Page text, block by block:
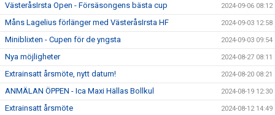
VästeråsIrsta Open - Försäsongens bästa cup 2024-09-06 08:12
Måns Lagelius förlänger med VästeråsIrsta HF 2024-09-03 12:58
Miniblixten - Cupen för de yngsta 2024-09-03 09:54
Nya möjligheter 2024-08-27 08:11
Extrainsatt årsmöte, nytt datum! 2024-08-20 08:21
ANMÄLAN ÖPPEN - Ica Maxi Hällas Bollkul 2024-08-19 12:30
Extrainsatt årsmöte 2024-08-12 14:49